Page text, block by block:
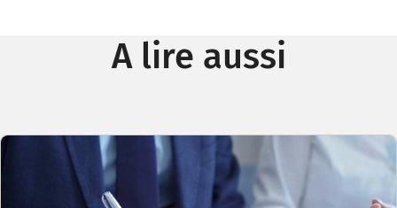
A lire aussi